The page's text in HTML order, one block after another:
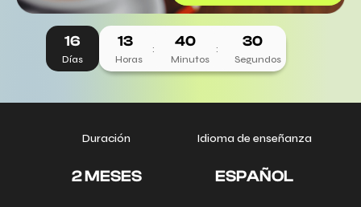
16
Días
13
Horas
: 40
Minutos
: 30
Segundos
Duración
2 MESES
Idioma de enseñanza
ESPAÑOL